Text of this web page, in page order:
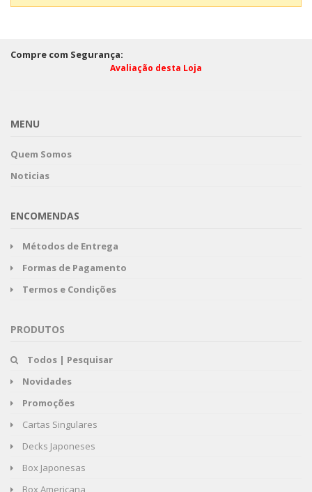
Compre com Segurança:
Avaliação desta Loja
MENU
Quem Somos
Noticias
ENCOMENDAS
Métodos de Entrega
Formas de Pagamento
Termos e Condições
PRODUTOS
Todos | Pesquisar
Novidades
Promoções
Cartas Singulares
Decks Japoneses
Box Japonesas
Box Americana